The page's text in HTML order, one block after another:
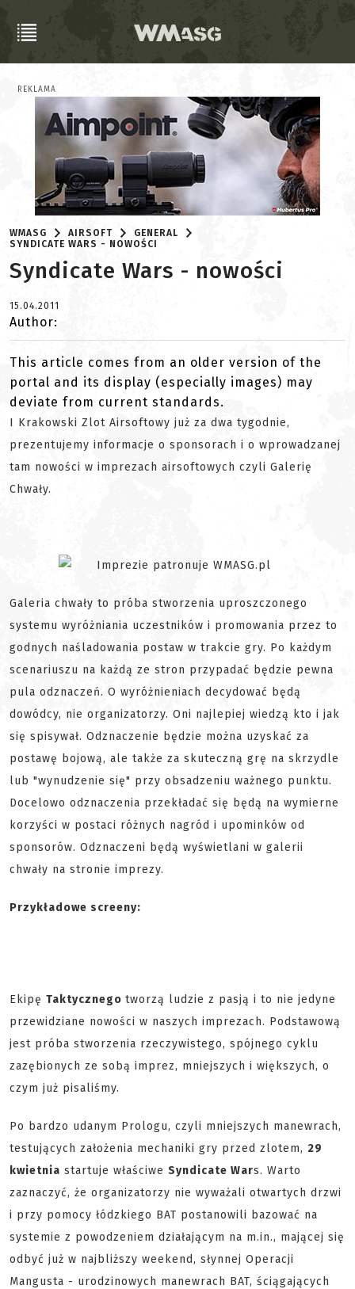
REKLAMA
WMASG AIRSOFT
GENERAL
SYNDICATE WARS - NOWOŚCI
Syndicate Wars - nowości
15.04.2011
Author:
This article comes from an older version of the
portal and its display (especially images) may
deviate from current standards.
I Krakowski Zlot Airsoftowy już za dwa tygodnie,
prezentujemy informacje o sponsorach i o wprowadzanej
tam nowości w imprezach airsoftowych czyli Galerię
Chwały.
Galeria chwały to próba stworzenia uproszczonego
systemu wyróżniania uczestników i promowania przez to
godnych naśladowania postaw w trakcie gry. Po każdym
scenariuszu na każdą ze stron przypadać będzie pewna
pula odznaczeń. O wyróżnieniach decydować będą
dowódcy, nie organizatorzy. Oni najlepiej wiedzą kto i jak
się spisywał. Odznaczenie będzie można uzyskać za
postawę bojową, ale także za skuteczną grę na skrzydle
lub "wynudzenie się" przy obsadzeniu ważnego punktu.
Docelowo odznaczenia przekładać się będą na wymierne
korzyści w postaci różnych nagród i upominków od
sponsorów. Odznaczeni będą wyświetlani w galerii
chwały na stronie imprezy.
Przykładowe screeny:
Ekipę Taktycznego tworzą ludzie z pasją i to nie jedyne
przewidziane nowości w naszych imprezach. Podstawową
jest próba stworzenia rzeczywistego, spójnego cyklu
zazębionych ze sobą imprez, mniejszych i większych, o
czym już pisaliśmy.
Po bardzo udanym Prologu, czyli mniejszych manewrach,
testujących założenia mechaniki gry przed zlotem, 29
kwietnia startuje właściwe Syndicate Wars. Warto
zaznaczyć, że organizatorzy nie wyważali otwartych drzwi
i przy pomocy łódzkiego BAT postanowili bazować na
systemie z powodzeniem działającym na m.in., mającej się
odbyć już w najbliższy weekend, słynnej Operacji
Mangusta - urodzinowych manewrach BAT, ściągających